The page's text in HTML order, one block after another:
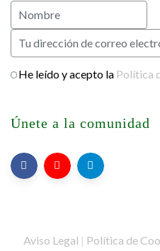
He leído y acepto la Política
Únete a la comunidad
Aviso Legal | Política de